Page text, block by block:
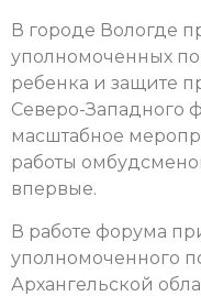
В городе Вологде
уполномоченных
ребенка и защите
Северо-Западного
масштабное
работы
впервые.
В работе форума
уполномоченного
Архангельской